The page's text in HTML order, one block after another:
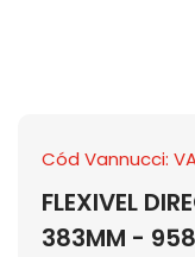
Cód Vannucci:
FLEXIVEL
383MM -